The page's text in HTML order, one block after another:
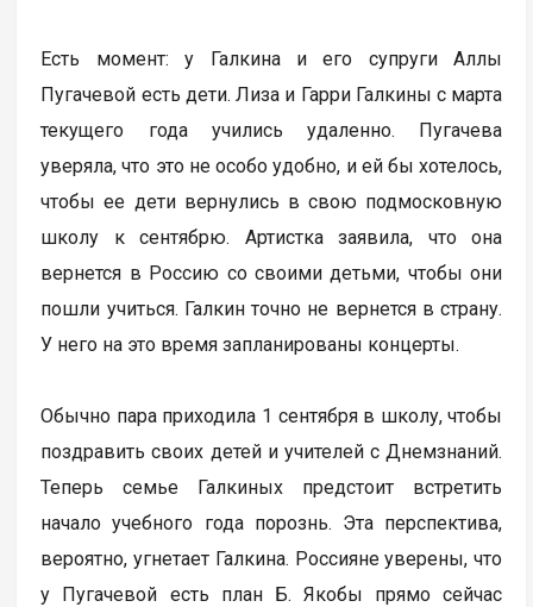
Есть момент: у Галкина и его супруги Аллы
Пугачевой есть дети. Лиза и Гарри Галкины с марта
текущего года учились удаленно. Пугачева
уверяла, что это не особо удобно, и ей бы хотелось,
чтобы ее дети вернулись в свою подмосковную
школу к сентябрю. Артистка заявила, что она
вернется в Россию со своими детьми, чтобы они
пошли учиться. Галкин точно не вернется в страну.
У него на это время запланированы концерты.
Обычно пара приходила 1 сентября в школу, чтобы
поздравить своих детей и учителей с Днемзнаний.
Теперь семье Галкиных предстоит встретить
начало учебного года порознь. Эта перспектива,
вероятно, угнетает Галкина. Россияне уверены, что
у Пугачевой есть план Б. Якобы прямо сейчас